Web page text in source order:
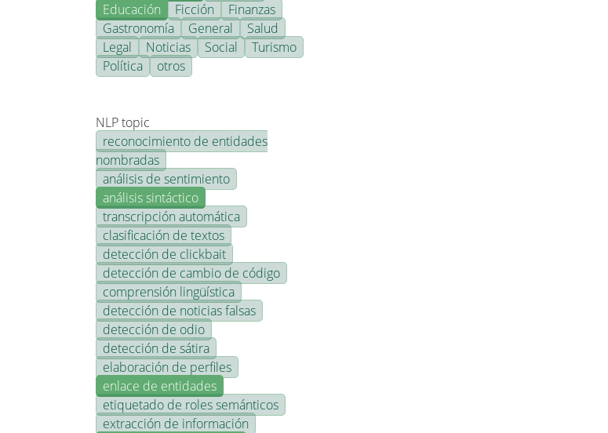
Educación
Ficción
Finanzas
Gastronomía
General
Salud
Legal
Noticias Social
Turismo
Política
otros
NLP topic
reconocimiento de entidades
nombradas
análisis de sentimiento
análisis sintáctico
transcripción automática
clasificación de textos
detección de clickbait
detección de cambio de código
comprensión lingüística
detección de noticias falsas
detección de odio
detección de sátira
elaboración de perfiles
enlace de entidades
etiquetado de roles semánticos
extracción de información